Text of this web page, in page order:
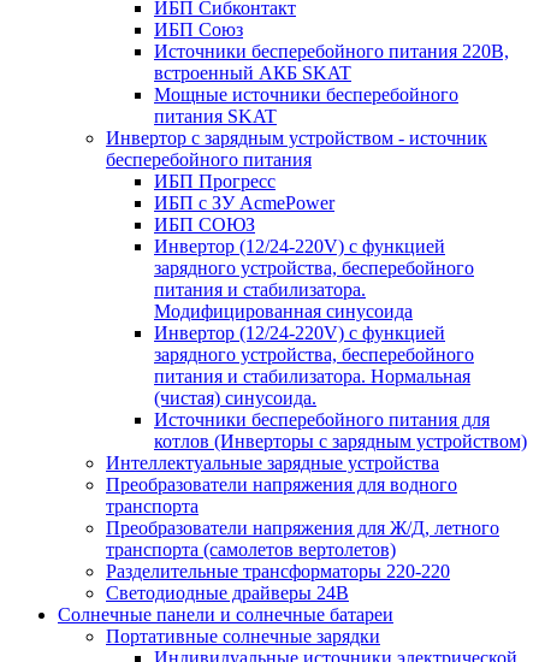
ИБП Сибконтакт
ИБП Союз
Источники бесперебойного питания 220В,
встроенный АКБ SKAT
Мощные источники бесперебойного
питания SKAT
Инвертор с зарядным устройством - источник
бесперебойного питания
ИБП Прогресс
ИБП с ЗУ AcmePower
ИБП СОЮЗ
Инвертор (12/24-220V) с функцией
зарядного устройства, бесперебойного
питания и стабилизатора.
Модифицированная синусоида
Инвертор (12/24-220V) с функцией
зарядного устройства, бесперебойного
питания и стабилизатора. Нормальная
(чистая) синусоида.
Источники бесперебойного питания для
котлов (Инверторы с зарядным устройством)
Интеллектуальные зарядные устройства
Преобразователи напряжения для водного
транспорта
Преобразователи напряжения для Ж/Д, летного
транспорта (самолетов вертолетов)
Разделительные трансформаторы 220-220
Светодиодные драйверы 24В
Солнечные панели и солнечные батареи
Портативные солнечные зарядки
Индивидуальные источники электрической